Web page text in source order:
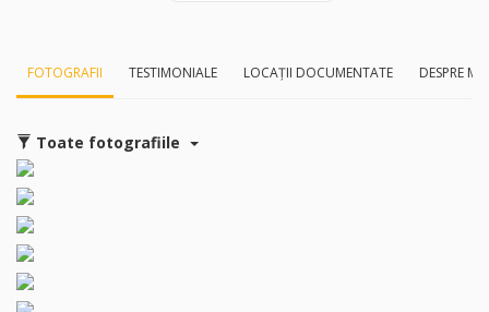
FOTOGRAFII TESTIMONIALE LOCAȚII DOCUMENTATE DESPRE
Toate fotografiile